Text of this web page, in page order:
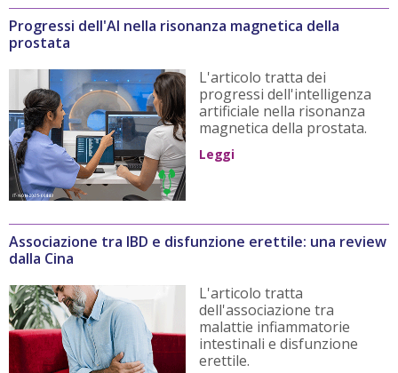
Progressi dell'AI nella risonanza magnetica della
prostata
L'articolo tratta dei
progressi dell'intelligenza
artificiale nella risonanza
magnetica della prostata.
Leggi
Associazione tra IBD e disfunzione erettile: una review
dalla Cina
L'articolo tratta
dell'associazione tra
malattie infiammatorie
intestinali e disfunzione
erettile.